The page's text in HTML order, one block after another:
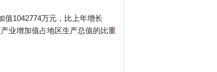
值1042774万元，比上年增长
业增加值占地区生产总值的比重